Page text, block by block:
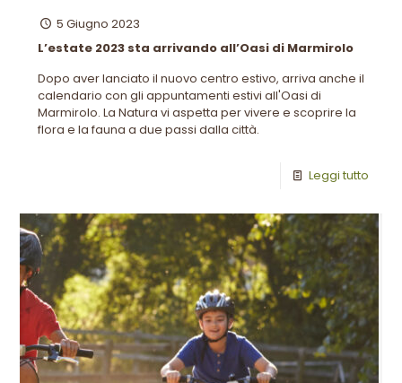
5 Giugno 2023
L’estate 2023 sta arrivando all’Oasi di Marmirolo
Dopo aver lanciato il nuovo centro estivo, arriva anche il
calendario con gli appuntamenti estivi all'Oasi di
Marmirolo. La Natura vi aspetta per vivere e scoprire la
flora e la fauna a due passi dalla città.
Leggi tutto